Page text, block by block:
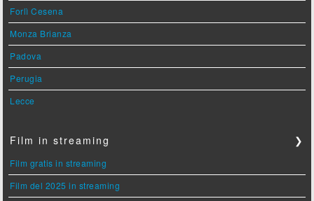
Forlì Cesena
Monza Brianza
Padova
Perugia
Lecce
Film in streaming ❯
Film gratis in streaming
Film del 2025 in streaming